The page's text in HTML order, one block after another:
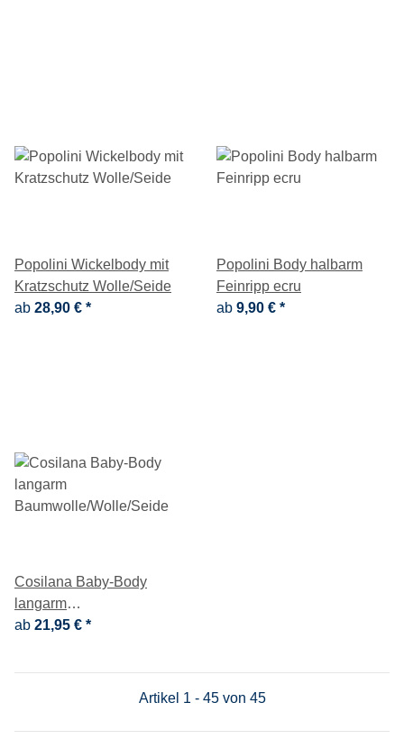
Popolini Wickelbody mit
Kratzschutz Wolle/Seide
ab 28,90 € *
Popolini Body halbarm
Feinripp ecru
ab 9,90 € *
Cosilana Baby-Body
langarm
Baumwolle/Wolle/Seide
ab 21,95 € *
Artikel 1 - 45 von 45